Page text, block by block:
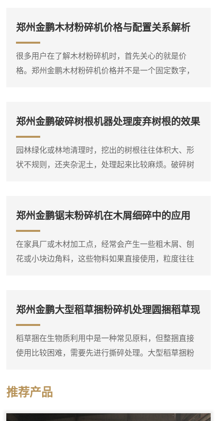
郑州金鹏木材粉碎机价格与配置关系解析
很多用户在了解木材粉碎机时，首先关心的就是价
格。郑州金鹏木材粉碎机价格并不是一个固定数字，
大型柴油粉碎机的价格差异就比较明显。因此，在询
问价格之前，**先明确自己要处理的物料种类、大致产
木材粉碎机是一个大类，包括盘式削片机、鼓式削片
机、综合破碎机等多种类型...
郑州金鹏破碎树根机器处理废弃树根的效果
园林绿化或林地清理时，挖出的树根往往体积大、形
状不规则，还夹杂泥土，处理起来比较麻烦。破碎树
放。设备进料口宽大，带有液压压料装置，可以将树
根强制压入破碎腔，即使形状复杂的树根也能顺利吃
装有厚重的破碎刀片，由大功率电机或柴油机驱动。
树根放入料斗后，液压压料器将...
郑州金鹏锯末粉碎机在木屑细碎中的应用
在家具厂或木材加工点，经常会产生一些粗木屑、刨
花或小块边角料，这些物料如果直接使用，粒度往往
粉碎成较细的锯末。这台锯末粉碎机通常采用高速旋
转的转子对物料进行打击和剪切，粉碎腔内设有筛
以连接料仓或人工喂入，粗木屑进入粉碎腔后，在高
速转子的冲击下迅速破碎，细粉...
郑州金鹏大型稻草捆粉碎机处理圆捆稻草现
场
稻草捆在生物质利用中是一种常见原料，但整捆直接
使用比较困难，需要先进行撕碎处理。大型稻草捆粉
碎刀片把稻草捆打散并撕成短丝状。设备料斗尺寸较
大，能够容纳整捆稻草，减少了人工预处理的工作
推荐产品